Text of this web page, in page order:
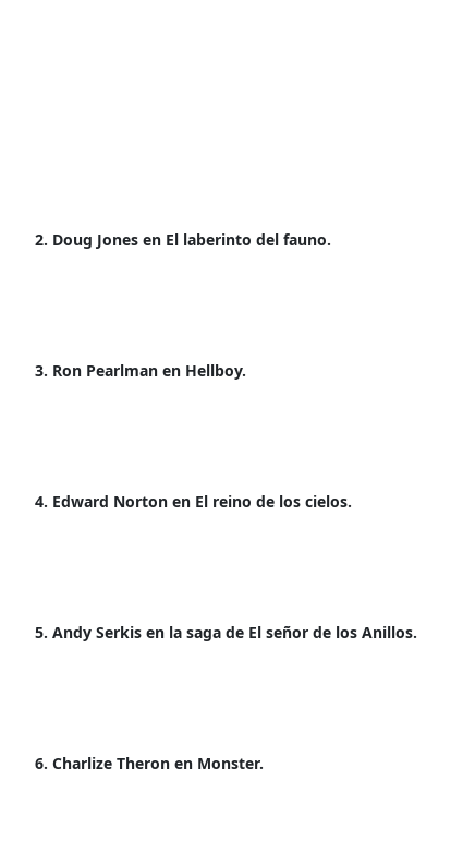
2. Doug Jones en El laberinto del fauno.
3. Ron Pearlman en Hellboy.
4. Edward Norton en El reino de los cielos.
5. Andy Serkis en la saga de El señor de los Anillos.
6. Charlize Theron en Monster.